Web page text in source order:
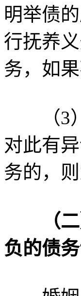
明举债
行抚养
务，如
（3）
对此有
务的，
（二
负的债